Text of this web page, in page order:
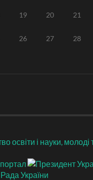
19 20 21
26 27 28